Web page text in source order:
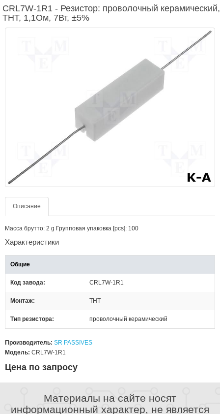
CRL7W-1R1 - Резистор: проволочный керамический,
THT, 1,1Ом, 7Вт, ±5%
Описание
Масса брутто: 2 g Групповая упаковка [pcs]: 100
Характеристики
Общие
Код завода CRL7W-1R1
Монтаж THT
Тип резистора проволочный керамический
Производитель: SR PASSIVES
Модель: CRL7W-1R1
Цена по запросу
Материалы на сайте носят
информационный характер, не является